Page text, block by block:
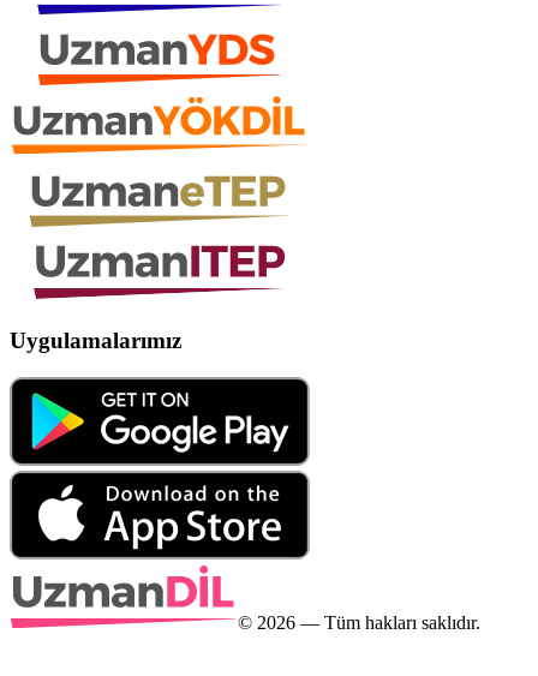
Uygulamalarımız
© 2026 — Tüm hakları saklıdır.